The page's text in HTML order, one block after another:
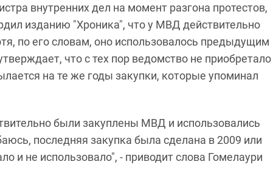
внутренних дел на момент разгона протестов,
изданию "Хроника", что у МВД действительно
по его словам, оно использовалось предыдущим
что с тех пор ведомство не приобретало
на те же годы закупки, которые упоминал
были закуплены МВД и использовались
последняя закупка была сделана в 2009 или
и не использовало", - приводит слова Гомелаури